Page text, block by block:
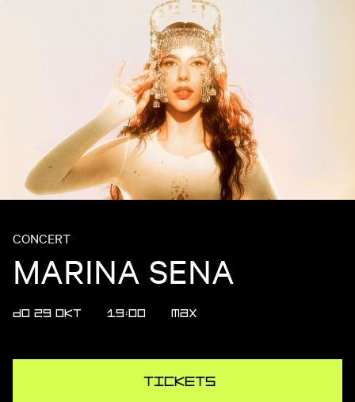
CONCERT
MARINA SENA
DO 29 OKT 19:00 MAX
Tickets